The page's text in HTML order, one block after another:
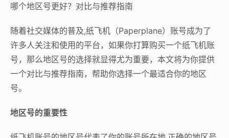
哪个地区号更好？对比与推荐指南
随着社交媒体的普及,纸飞机（Paperplane）账号成为了
许多人关注和使用的平台，如果你打算购买一个纸飞机账
号，那么地区号的选择就显得尤为重要，本文将为你提供
一个对比与推荐指南，帮助你选择一个最适合你的地区
号。
地区号的重要性